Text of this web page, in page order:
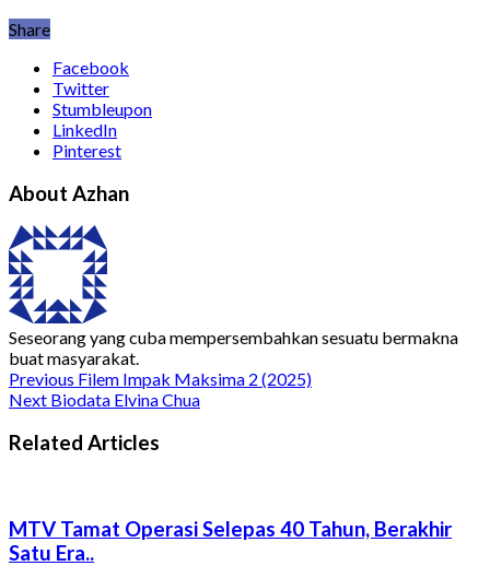
Share
Facebook
Twitter
Stumbleupon
LinkedIn
Pinterest
About Azhan
Seseorang yang cuba mempersembahkan sesuatu bermakna
buat masyarakat.
Previous Filem Impak Maksima 2 (2025)
Next Biodata Elvina Chua
Related Articles
MTV Tamat Operasi Selepas 40 Tahun, Berakhir
Satu Era..